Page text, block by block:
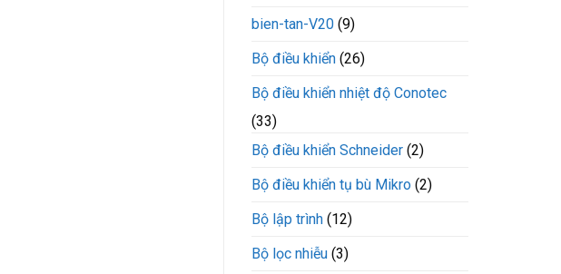
bien-tan-V20 (9)
Bộ điều khiển (26)
Bộ điều khiển nhiệt độ Conotec
(33)
Bộ điều khiển Schneider (2)
Bộ điều khiển tụ bù Mikro (2)
Bộ lập trình (12)
Bộ lọc nhiễu (3)